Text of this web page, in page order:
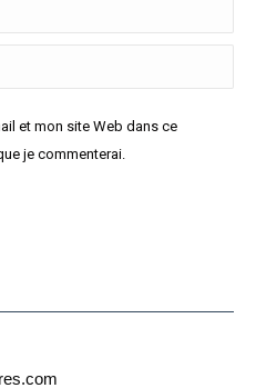
et mon site Web dans ce
je commenterai.